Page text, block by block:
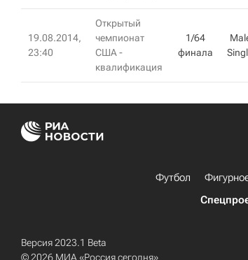
19.08.2014,
23:40
Открытый
чемпионат
США -
квалификация
1/64
финала
Футбол
Версия 2023.1 Beta
© 2026 МИА «Россия сегодня»